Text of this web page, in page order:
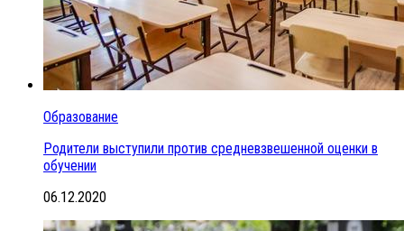
Образование
Родители выступили против средневзвешенной оценки в
обучении
06.12.2020